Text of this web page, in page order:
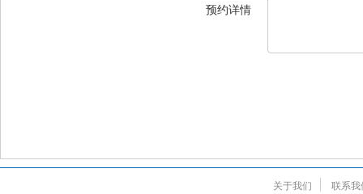
预约详情
关于我们
联系我